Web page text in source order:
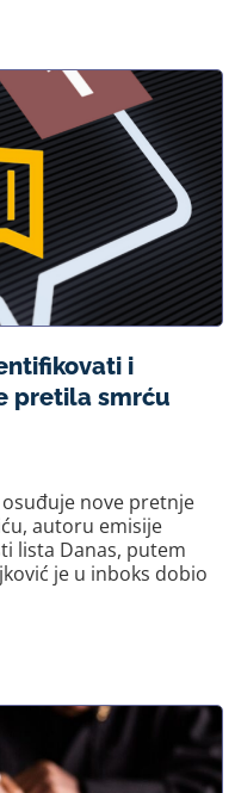
i
pretila smrću
nove pretnje
autoru emisije
lista Danas, putem
je u inboks dobio